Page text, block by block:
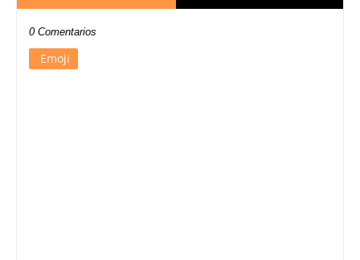
0 Comentarios
Emoji